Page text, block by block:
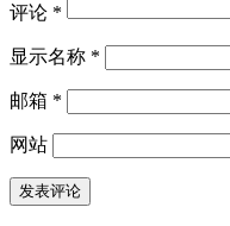
评论 *
显示名称 *
邮箱 *
网站